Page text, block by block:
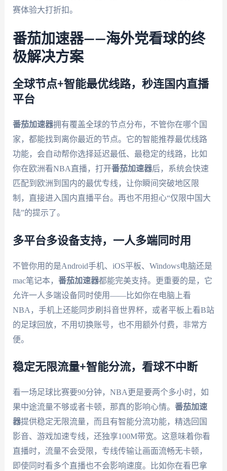
赛体验大打折扣。
番茄加速器——海外党看球的终
极解决方案
全球节点+智能最优线路，秒连国内直播
平台
番茄加速器拥有覆盖全球的节点分布，不管你在哪个国
家，都能找到离你最近的节点。它的智能推荐最优线路
功能，会自动帮你选择延迟最低、最稳定的线路，比如
你在欧洲看NBA直播，打开番茄加速器后，系统会快速
匹配到欧洲到国内的最优专线，让你瞬间突破地区限
制，直接进入国内直播平台。再也不用担心“仅限中国大
陆”的提示了。
多平台多设备支持，一人多端同时用
不管你用的是Android手机、iOS平板、Windows电脑还是
mac笔记本， 番茄加速器都能完美支持。更重要的是，它
允许一人多端设备同时使用——比如你在电脑上看
NBA，手机上还能同步刷抖音世界杯，或者平板上看B站
的足球回放，不用切换账号，也不用额外付费，非常方
便。
稳定无限流量+智能分流，看球不中断
看一场足球比赛要90分钟，NBA更是要两个多小时，如
果中途流量不够或者卡顿，那真的影响心情。 番茄加速
器提供稳定无限流量，而且有智能分流功能，精选回国
影音、游戏加速专线，还独享100M带宽。这意味着你看
直播时，流量不会受限，专线传输让画面流畅无卡顿，
即使同时看多个直播也不会影响速度。比如你在看巴拿